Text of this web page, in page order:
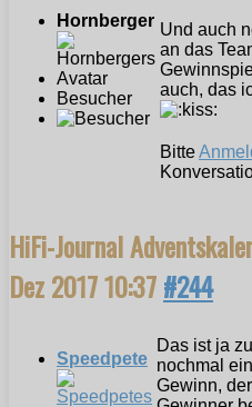
Hornberger
Besucher
Und auch
an das
auch, das
Bitte
HiFi-Journal
Dez 2017 10:37#244
Speedpete
Das ist ja
nochmal
Gewinn,